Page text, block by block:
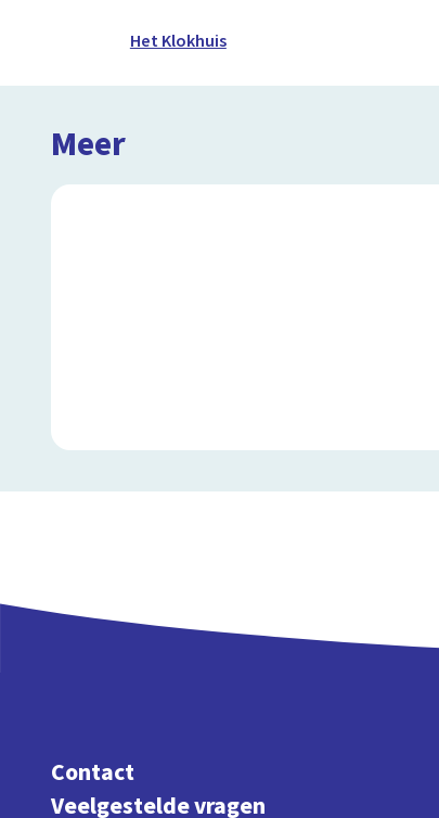
Het Klokhuis
Meer
Contact
Veelgestelde vragen